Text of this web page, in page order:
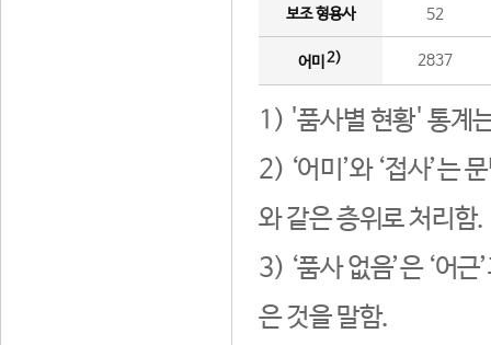
보조 형용사 52
어미 2) 2837
1) '품사별 현황' 통계
2) ‘어미’와 ‘접사’는
와 같은 층위로 처리함.
3) ‘품사 없음’은 ‘어
은 것을 말함.